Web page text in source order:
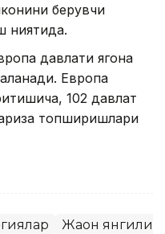
берувчи
ниятида.
давлати ягона
Европа
102 давлат
топширишлари
Жаҳон